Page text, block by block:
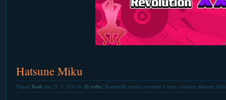
Hatsune Miku
Napsal Xsoftdne 23. 5. 2011 do Ze světa| Komentáře nejsou povolenéu textu s názvem Hatsune